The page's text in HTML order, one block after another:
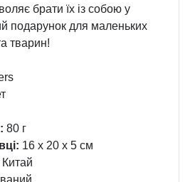
брати їх із собою у
подарунок для маленьких
тварин!
80 г
16 x 20 x 5 см
Китай